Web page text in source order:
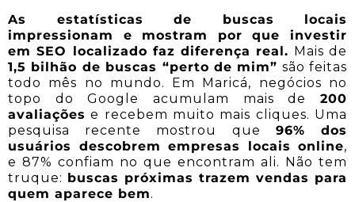
As estatísticas de buscas locais
impressionam e mostram por que investir
em SEO localizado faz diferença real. Mais de
1,5 bilhão de buscas “perto de mim” são feitas
todo mês no mundo. Em Maricá, negócios no
topo do Google acumulam mais de 200
avaliações e recebem muito mais cliques. Uma
pesquisa recente mostrou que 96% dos
usuários descobrem empresas locais online,
e 87% confiam no que encontram ali. Não tem
truque: buscas próximas trazem vendas para
quem aparece bem.